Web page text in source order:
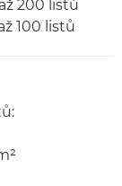
200 listů
100 listů